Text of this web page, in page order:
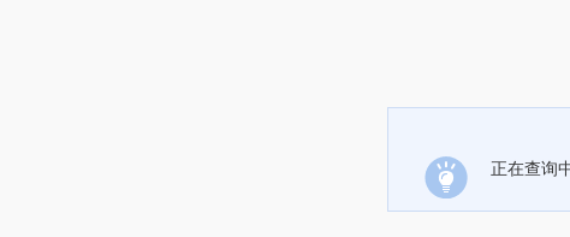
正在查询